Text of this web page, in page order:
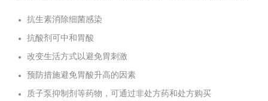
抗生素消除细菌感染
抗酸剂可中和胃酸
改变生活方式以避免胃刺激
预防措施避免胃酸升高的因素
质子泵抑制剂等药物，可通过非处方药和处方购买